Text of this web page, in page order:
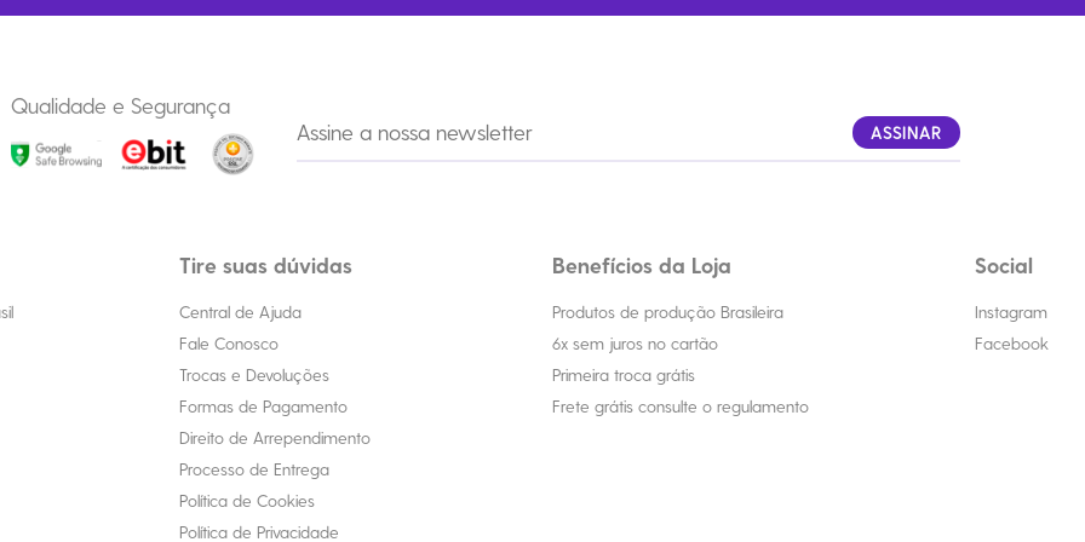
Qualidade e Segurança
ASSINAR
Tire suas dúvidas
Central de Ajuda
Fale Conosco
Trocas e Devoluções
Formas de Pagamento
Direito de Arrependimento
Processo de Entrega
Política de Cookies
Política de Privacidade
Benefícios da Loja
Produtos de produção Brasileira
6x sem juros no cartão
Primeira troca grátis
Frete grátis consulte o regulamento
Social
Instagram
Facebook